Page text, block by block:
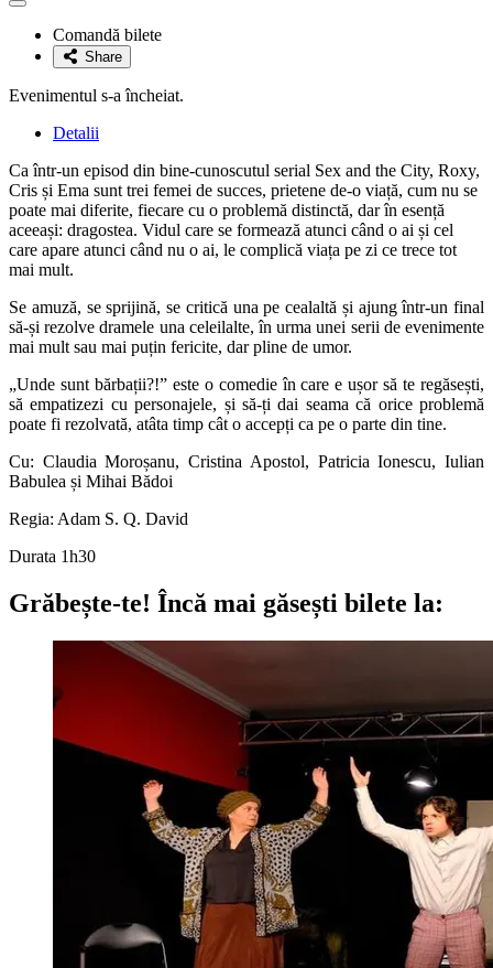
Adaugă
favoriteComandă bilete
Share
Evenimentul s-a încheiat.
Detalii
Ca într-un episod din bine-cunoscutul serial Sex and the City, Roxy,
Cris și Ema sunt trei femei de succes, prietene de-o viață, cum nu se
poate mai diferite, fiecare cu o problemă distinctă, dar în esență
aceeași: dragostea. Vidul care se formează atunci când o ai și cel
care apare atunci când nu o ai, le complică viața pe zi ce trece tot
mai mult.
Se amuză, se sprijină, se critică una pe cealaltă și ajung într-un final
să-și rezolve dramele una celeilalte, în urma unei serii de evenimente
mai mult sau mai puțin fericite, dar pline de umor.
„Unde sunt bărbații?!” este o comedie în care e ușor să te regăsești,
să empatizezi cu personajele, și să-ți dai seama că orice problemă
poate fi rezolvată, atâta timp cât o accepți ca pe o parte din tine.
Cu: Claudia Moroșanu, Cristina Apostol, Patricia Ionescu, Iulian
Babulea și Mihai Bădoi
Regia: Adam S. Q. David
Durata 1h30
Grăbește-te! Încă mai găsești bilete la: